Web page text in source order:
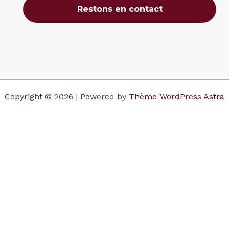
Copyright © 2026 | Powered by Thème WordPress Astra